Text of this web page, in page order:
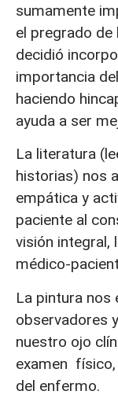
sumamente
el pregrado de
decidió
importancia
haciendo
ayuda a ser
La literatura
historias) nos
empática y
paciente al
visión integral,
médico-
La pintura nos
observadores
nuestro ojo
examen físico,
del enfermo.